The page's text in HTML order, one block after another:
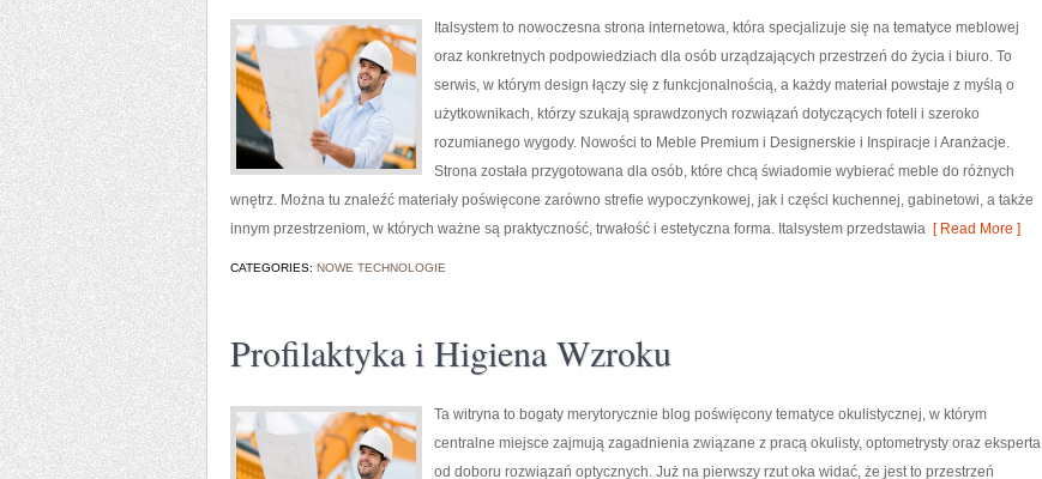
Italsystem to nowoczesna strona internetowa, która specjalizuje się na tematyce meblowej
oraz konkretnych podpowiedziach dla osób urządzających przestrzeń do życia i biuro. To
serwis, w którym design łączy się z funkcjonalnością, a każdy materiał powstaje z myślą o
użytkownikach, którzy szukają sprawdzonych rozwiązań dotyczących foteli i szeroko
rozumianego wygody. Nowości to Meble Premium i Designerskie i Inspiracje i Aranżacje.
Strona została przygotowana dla osób, które chcą świadomie wybierać meble do różnych
wnętrz. Można tu znaleźć materiały poświęcone zarówno strefie wypoczynkowej, jak i części kuchennej, gabinetowi, a także
innym przestrzeniom, w których ważne są praktyczność, trwałość i estetyczna forma. Italsystem przedstawia [ Read More ]
CATEGORIES: NOWE TECHNOLOGIE
Profilaktyka i Higiena Wzroku
Ta witryna to bogaty merytorycznie blog poświęcony tematyce okulistycznej, w którym
centralne miejsce zajmują zagadnienia związane z pracą okulisty, optometrysty oraz eksperta
od doboru rozwiązań optycznych. Już na pierwszy rzut oka widać, że jest to przestrzeń